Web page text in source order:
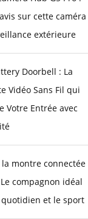
sur cette caméra
extérieure
Doorbell : La
Vidéo Sans Fil qui
Votre Entrée avec
la montre connectée
compagnon idéal
et le sport